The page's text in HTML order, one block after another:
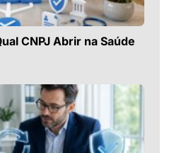
CNPJ Abrir na Saúde